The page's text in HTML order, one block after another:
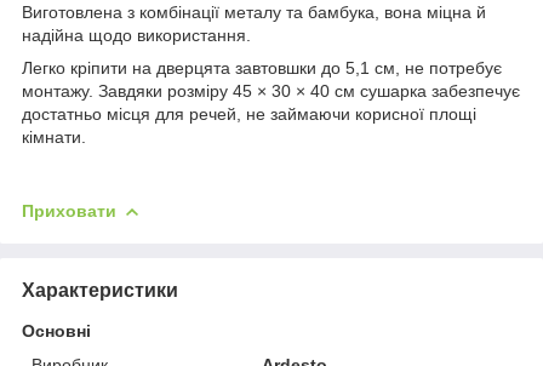
Виготовлена з комбінації металу та бамбука, вона міцна й
надійна щодо використання.
Легко кріпити на дверцята завтовшки до 5,1 см, не потребує
монтажу. Завдяки розміру 45 × 30 × 40 см сушарка забезпечує
достатньо місця для речей, не займаючи корисної площі
кімнати.
Приховати
Характеристики
Основні